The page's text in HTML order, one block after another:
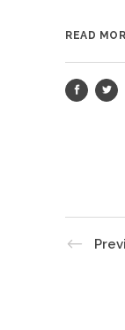
READ